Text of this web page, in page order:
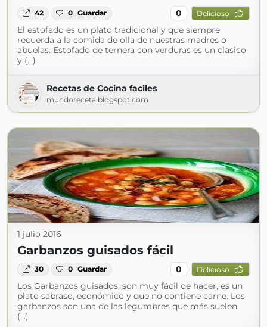
42 0 Guardar 0 Delicioso
El estofado es un plato tradicional y que siempre
recuerda a la comida de olla de nuestras madres o
abuelas. Estofado de ternera con verduras es un clasico
y (...)
Recetas de Cocina faciles
mundoreceta.blogspot.com
1 julio 2016
Garbanzos guisados fácil
30 0 Guardar 0 Delicioso
Los Garbanzos guisados, son muy fácil de hacer, es un
plato sabraso, económico y que no contiene carne. Los
garbanzos son una de las legumbres que más suelen
(...)